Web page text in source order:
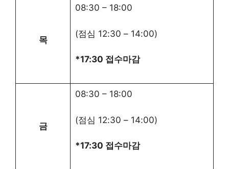
목
08:30 – 18:00
(점심 12:30 – 14:00)
*17:30 접수마감
금
08:30 – 18:00
(점심 12:30 – 14:00)
*17:30 접수마감